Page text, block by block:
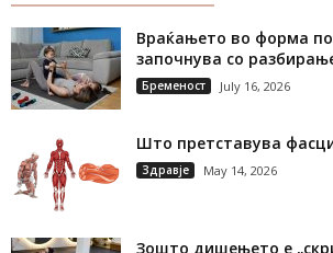
Враќањето во форма
започнува со
Бременост July 16, 2026
Што претставува
Здравје May 14, 2026
Зошто дишењето е